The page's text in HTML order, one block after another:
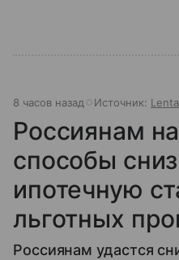
8 часов назад Источник:
Россиянам
способы
ипотечную
льготных
Россиянам удастся